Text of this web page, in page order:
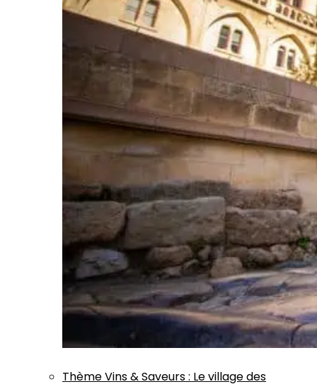
ThèmeVins & Saveurs: Le village des